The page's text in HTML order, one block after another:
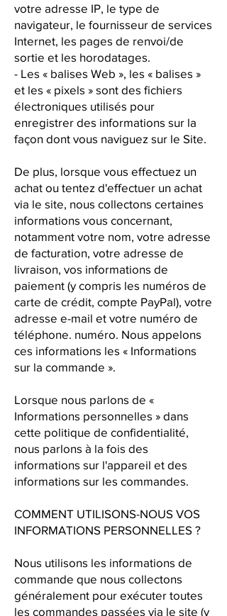
votre adresse IP, le type de
navigateur, le fournisseur de services
Internet, les pages de renvoi/de
sortie et les horodatages.
- Les « balises Web », les « balises »
et les « pixels » sont des fichiers
électroniques utilisés pour
enregistrer des informations sur la
façon dont vous naviguez sur le Site.
De plus, lorsque vous effectuez un
achat ou tentez d'effectuer un achat
via le site, nous collectons certaines
informations vous concernant,
notamment votre nom, votre adresse
de facturation, votre adresse de
livraison, vos informations de
paiement (y compris les numéros de
carte de crédit, compte PayPal), votre
adresse e-mail et votre numéro de
téléphone. numéro. Nous appelons
ces informations les « Informations
sur la commande ».
Lorsque nous parlons de «
Informations personnelles » dans
cette politique de confidentialité,
nous parlons à la fois des
informations sur l'appareil et des
informations sur les commandes.
COMMENT UTILISONS-NOUS VOS
INFORMATIONS PERSONNELLES ?
Nous utilisons les informations de
commande que nous collectons
généralement pour exécuter toutes
les commandes passées via le site (y